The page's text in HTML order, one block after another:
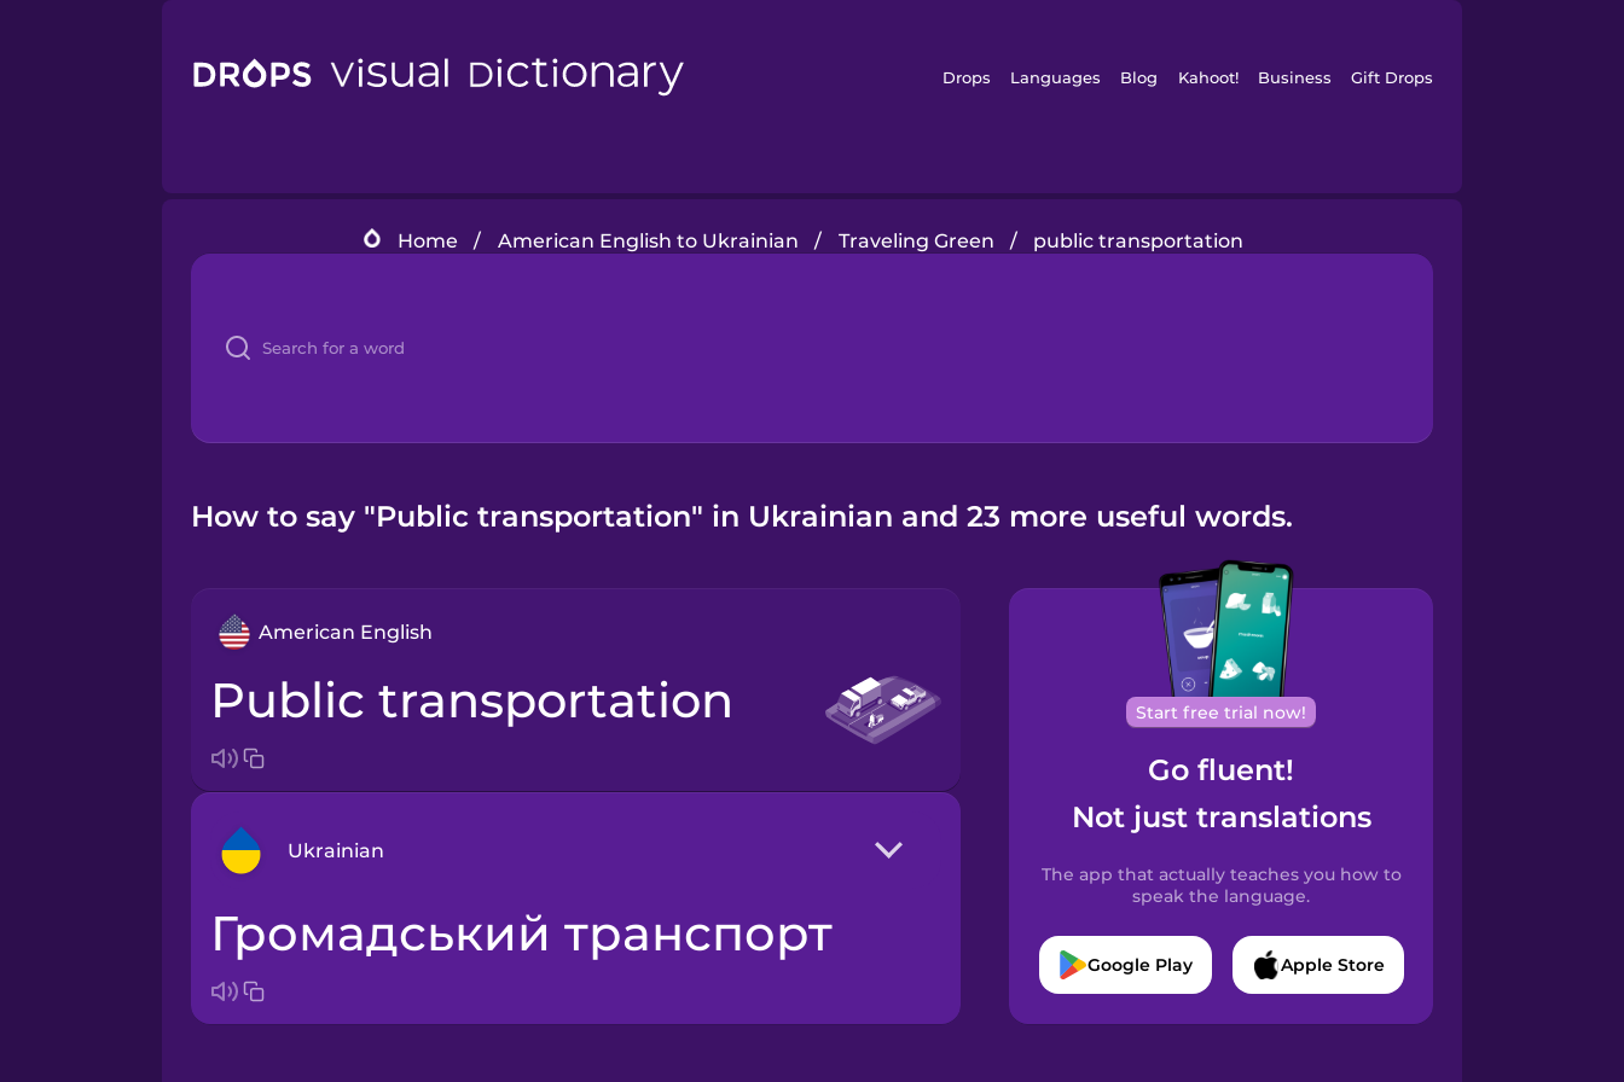
Drops Languages Blog Kahoot! Business Gift Drops
Home / American English to Ukrainian / Traveling Green / public transportation
How to say "Public transportation" in Ukrainian and 23 more useful words.
American English
public transportation
Ukrainian
Arabic
громадський транспорт
Start free trial now!
Go fluent!
Not just translations
The app that actually teaches you how to
speak the language.
Google Play Apple Store